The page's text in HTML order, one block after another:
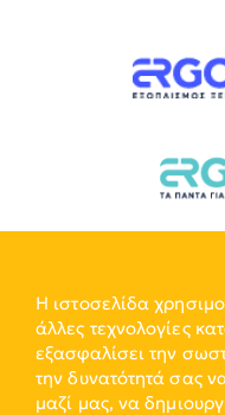
Η ιστοσελίδα
άλλες τεχνολογίες
εξασφαλίσει την
την δυνατότητά σας
μαζί μας, να
Copyright © 2024,